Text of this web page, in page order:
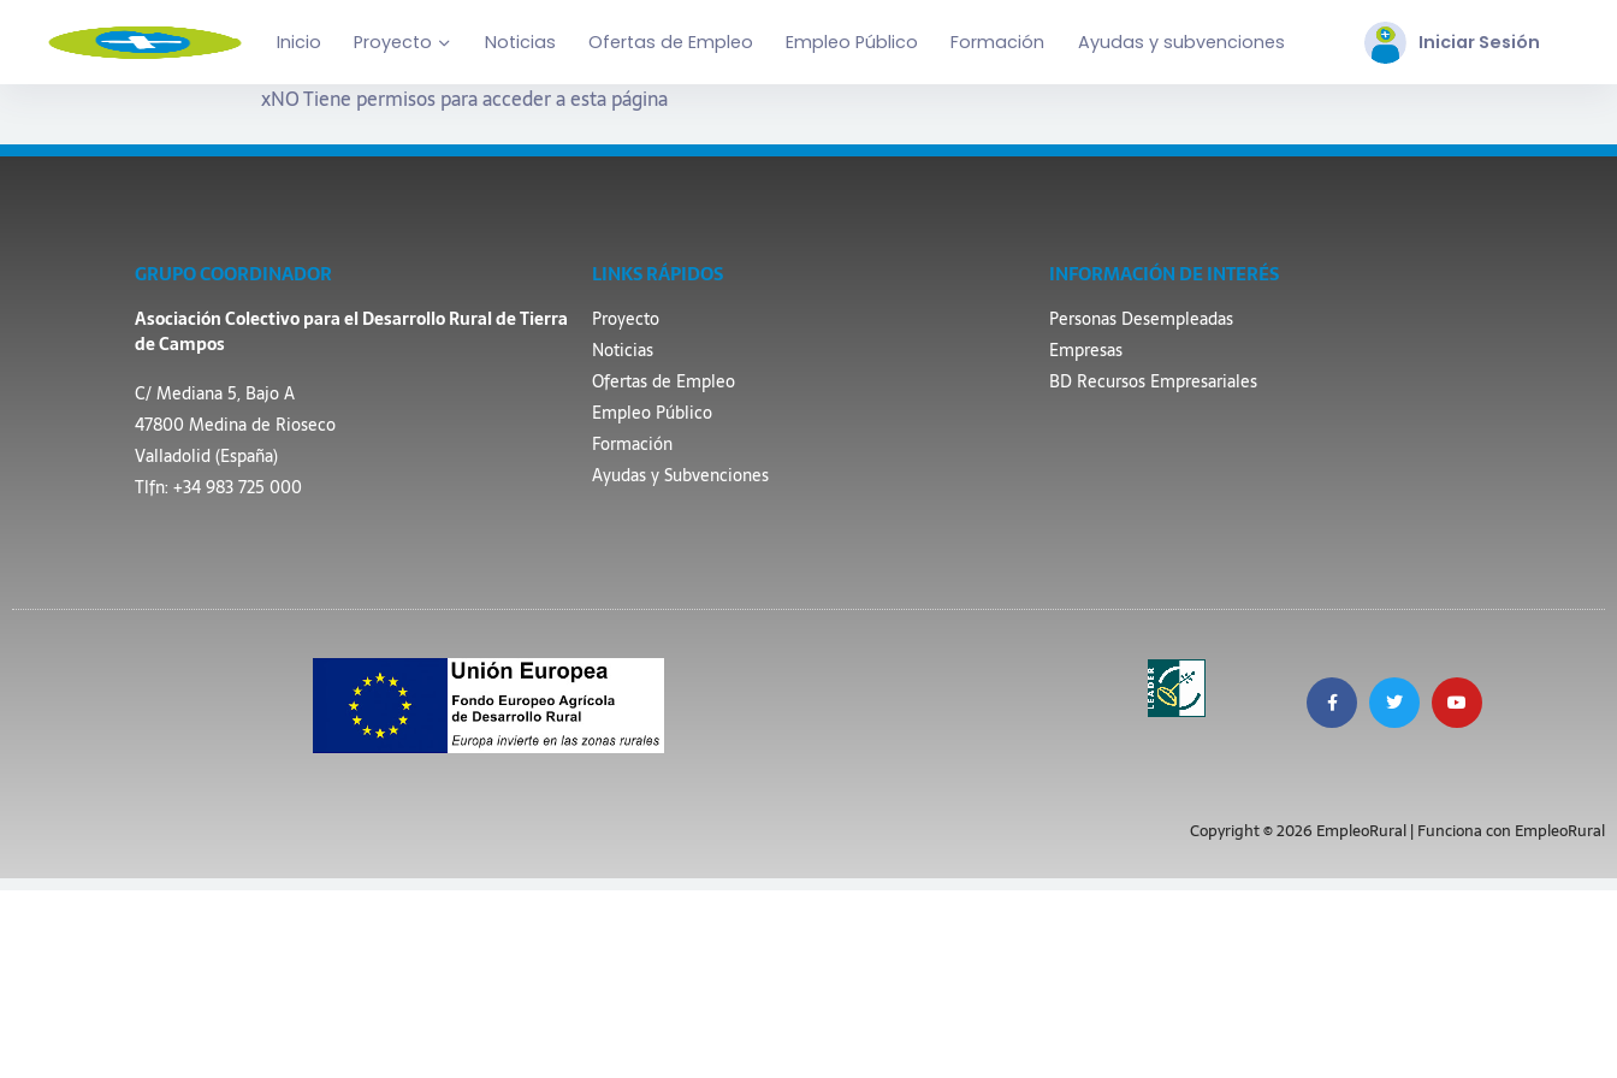
Inicio Proyecto Noticias Ofertas de Empleo Empleo Público Formación Ayudas y subvenciones Iniciar Sesión
xNO Tiene permisos para acceder a esta página
GRUPO COORDINADOR
Asociación Colectivo para el Desarrollo Rural de Tierra
de Campos
C/ Mediana 5, Bajo A
47800 Medina de Rioseco
Valladolid (España)
Tlfn: +34 983 725 000
LINKS RÁPIDOS
Proyecto
Noticias
Ofertas de Empleo
Empleo Público
Formación
Ayudas y Subvenciones
INFORMACIÓN DE INTERÉS
Personas Desempleadas
Empresas
BD Recursos Empresariales
Copyright © 2026 EmpleoRural | Funciona con EmpleoRural